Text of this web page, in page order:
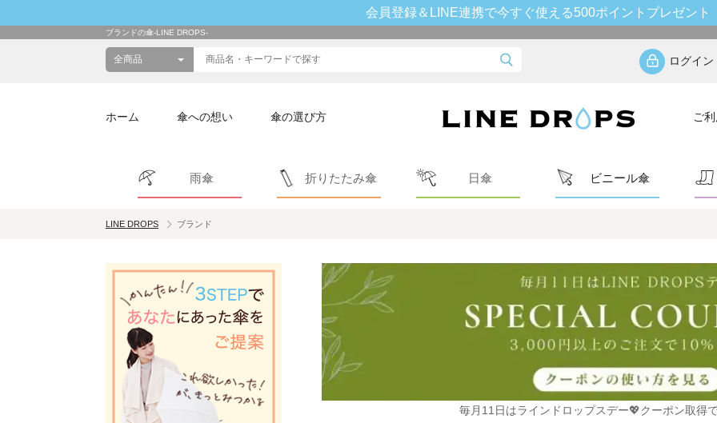
会員登録＆LINE連携で今すぐ使える500ポイントプレゼント
ブランドの傘-LINE DROPS-
ログイン
ホーム 傘への想い 傘の選び方 ご
雨傘 折りたたみ傘 日傘 ビニール傘
LINE DROPS ブランド
毎月11日はラインドロップスデー💖クーポン取得